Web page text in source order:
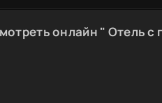
онлайн " Отель с